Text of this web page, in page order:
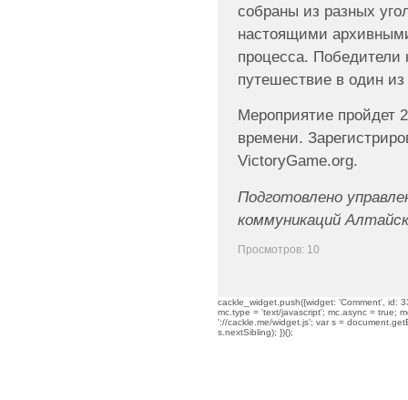
собраны из разных
настоящими
процесса. Победители
путешествие в один
Мероприятие пройдет
времени.
VictoryGame.org.
Подготовлено
коммуникаций
Просмотров: 10
cackle_widget.push({widget: 'Comment', id:
mc.type = 'text/javascript'; mc.async = true;
'://cackle.me/widget.js'; var s =
s.nextSibling); })();